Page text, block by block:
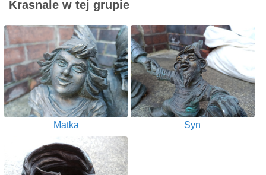
Krasnale w tej grupie
Matka Syn